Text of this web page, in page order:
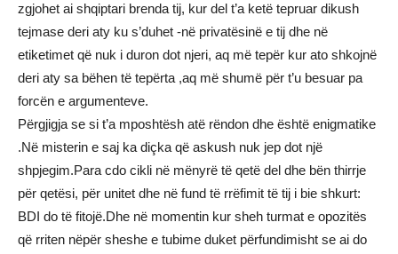
zgjohet ai shqiptari brenda tij, kur del t’a ketë tepruar dikush
tejmase deri aty ku s’duhet -në privatësinë e tij dhe në
etiketimet që nuk i duron dot njeri, aq më tepër kur ato shkojnë
deri aty sa bëhen të tepërta ,aq më shumë për t’u besuar pa
forcën e argumenteve.
Përgjigja se si t’a mposhtësh atë rëndon dhe është enigmatike
.Në misterin e saj ka diçka që askush nuk jep dot një
shpjegim.Para cdo cikli në mënyrë të qetë del dhe bën thirrje
për qetësi, për unitet dhe në fund të rrëfimit të tij i bie shkurt:
BDI do të fitojë.Dhe në momentin kur sheh turmat e opozitës
që rriten nëpër sheshe e tubime duket përfundimisht se ai do